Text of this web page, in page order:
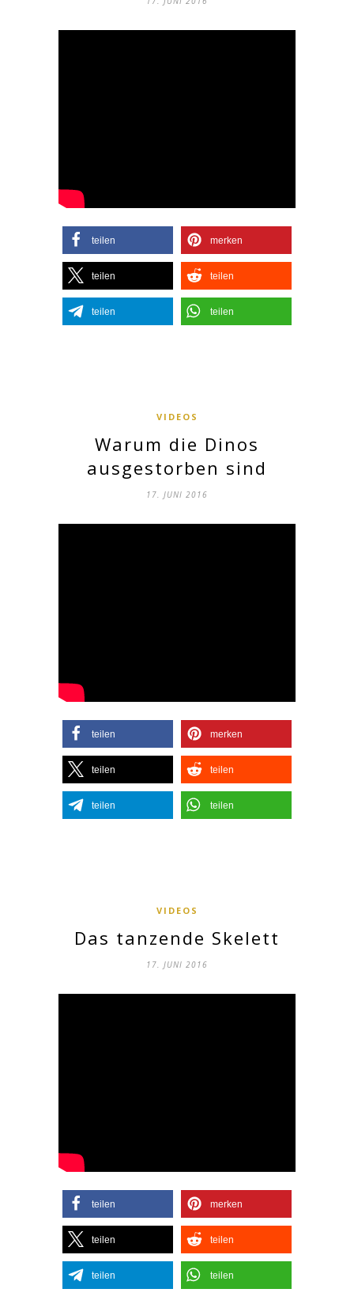
teilen merken
teilen teilen
teilen teilen
VIDEOS
Warum die Dinos
ausgestorben sind
17. JUNI 2016
teilen merken
teilen teilen
teilen teilen
VIDEOS
Das tanzende Skelett
17. JUNI 2016
teilen merken
teilen teilen
teilen teilen